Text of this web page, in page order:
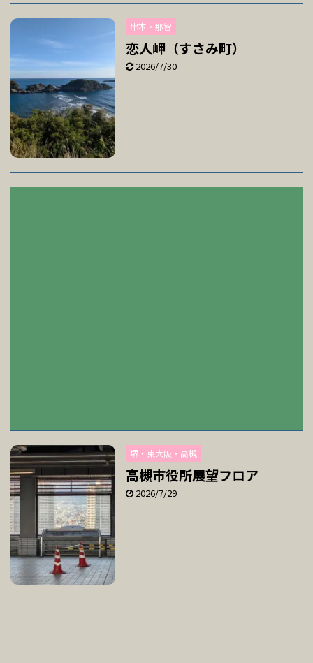
串本・那智
恋人岬（すさみ町）
2026/7/30
堺・東大阪・高槻
高槻市役所展望フロア
2026/7/29